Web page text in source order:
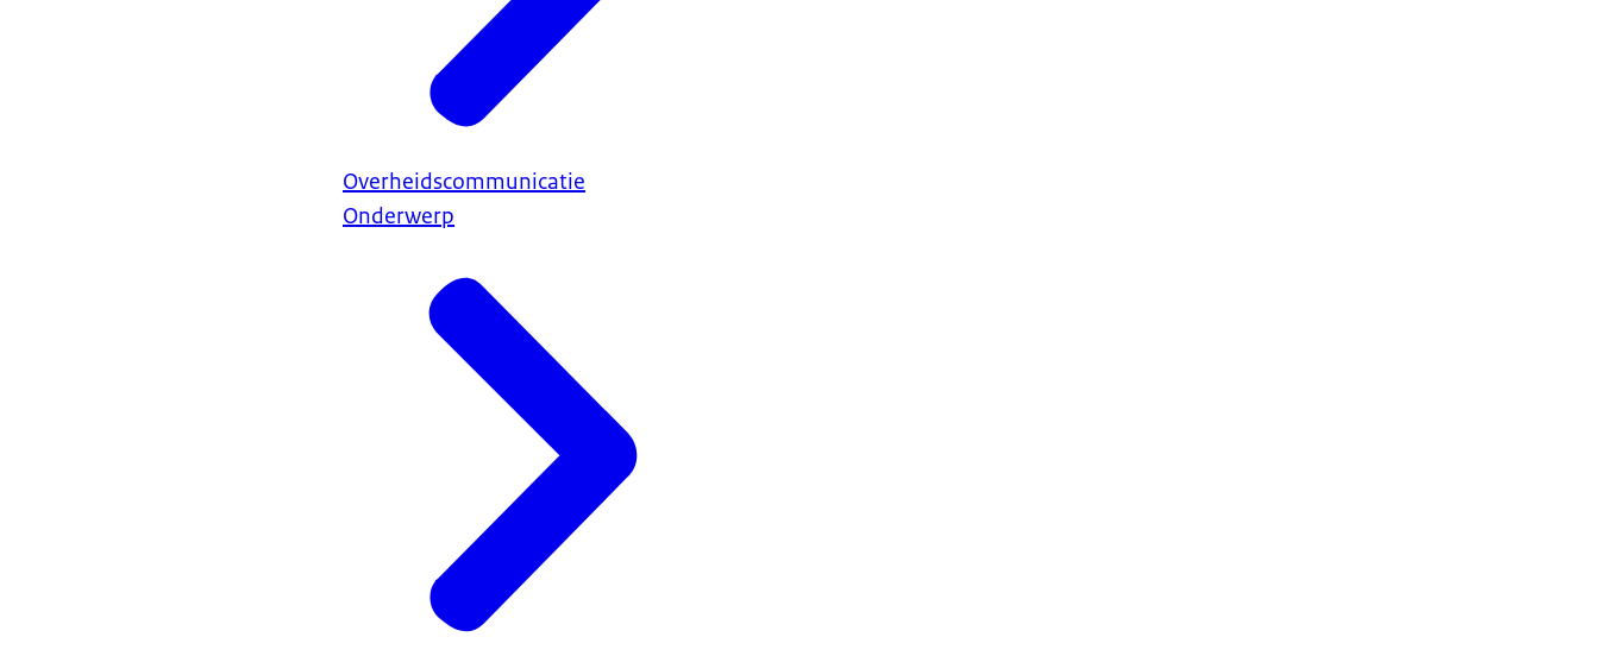
Overheidscommunicatie
Onderwerp